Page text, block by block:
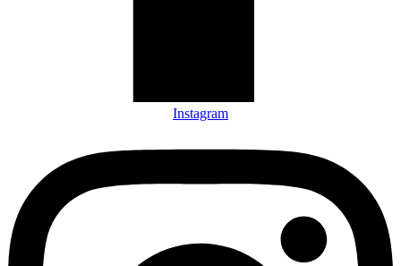
Instagram